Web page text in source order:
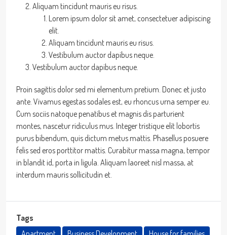
Aliquam tincidunt mauris eu risus.
Lorem ipsum dolor sit amet, consectetuer adipiscing
elit.
Aliquam tincidunt mauris eu risus.
Vestibulum auctor dapibus neque.
Vestibulum auctor dapibus neque.
Proin sagittis dolor sed mi elementum pretium. Donec et justo
ante. Vivamus egestas sodales est, eu rhoncus urna semper eu.
Cum sociis natoque penatibus et magnis dis parturient
montes, nascetur ridiculus mus. Integer tristique elit lobortis
purus bibendum, quis dictum metus mattis. Phasellus posuere
felis sed eros porttitor mattis. Curabitur massa magna, tempor
in blandit id, porta in ligula. Aliquam laoreet nisl massa, at
interdum mauris sollicitudin et.
Tags